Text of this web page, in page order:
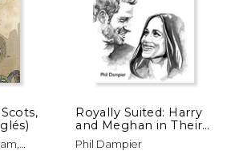
Royally Suited: Harry
and Meghan in Their
Own Words
Phil Dampier